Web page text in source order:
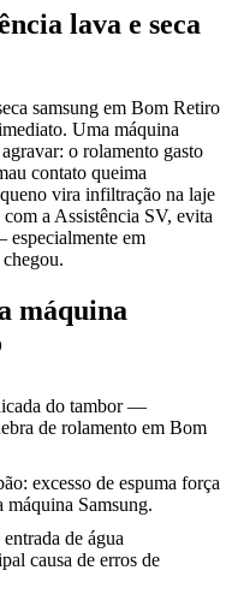
lava e seca
samsung em Bom Retiro
Uma máquina
o rolamento gasto
contato queima
vira infiltração na laje
a Assistência SV, evita
especialmente em
máquina
do tambor —
de rolamento em Bom
excesso de espuma força
máquina Samsung.
de água
causa de erros de